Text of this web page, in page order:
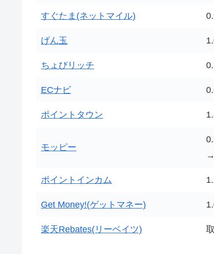
すぐたま(ネットマイル)
げん玉
ちょびリッチ
ECナビ
ポイントタウン
モッピー
ポイントインカム
Get Money!(ゲットマネー)
楽天Rebates(リーベイツ)